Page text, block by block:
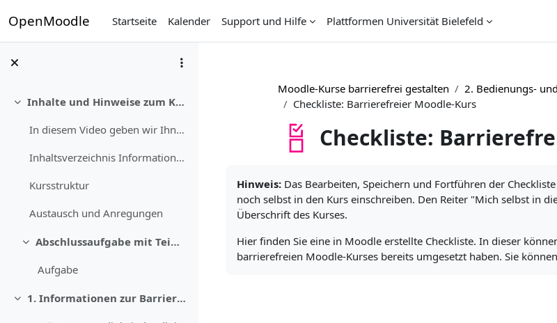
OpenMoodle Startseite Kalender Support und Hilfe Plattformen Universität Bielefeld
Einklappen
Inhalte und Hinweise zum Kurs
In diesem Video geben wir Ihnen einen Überblick üb...
Inhaltsverzeichnis Informationen zur Barrierefreih...
Kursstruktur
Austausch und Anregungen
Einklappen
Abschlussaufgabe mit Teilnahmebescheinigung
Aufgabe
Einklappen
1. Informationen zur Barrierefreiheit in Moodle
Moodle-Kurse barrierefrei gestalten
2. Bedienungs-
Checkliste: Barrierefreier Moodle-Kurs
Checkliste:
Hinweis: Das Bearbeiten, Speichern und Fortführen der
noch selbst in den Kurs einschreiben. Den Reiter "Mich selbst in
Überschrift des Kurses.
Hier finden Sie eine in Moodle erstellte Checkliste. In dieser
barrierefreien Moodle-Kurses bereits umgesetzt haben. Sie